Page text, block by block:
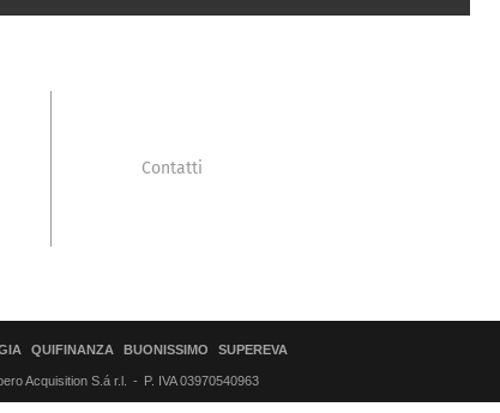
Contatti
QUIFINANZA BUONISSIMO SUPEREVA
Acquisition S.á r.l. P. IVA 03970540963